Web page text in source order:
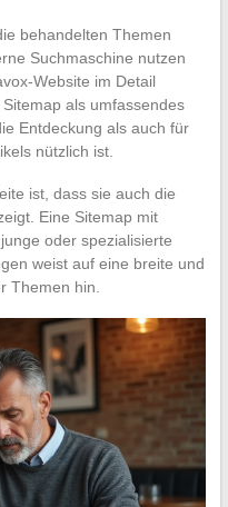
behandelten Themen
Suchmaschine nutzen
Website im Detail
als umfassendes
Entdeckung als auch für
nützlich ist.
ist, dass sie auch die
Eine Sitemap mit
oder spezialisierte
weist auf eine breite und
Themen hin.